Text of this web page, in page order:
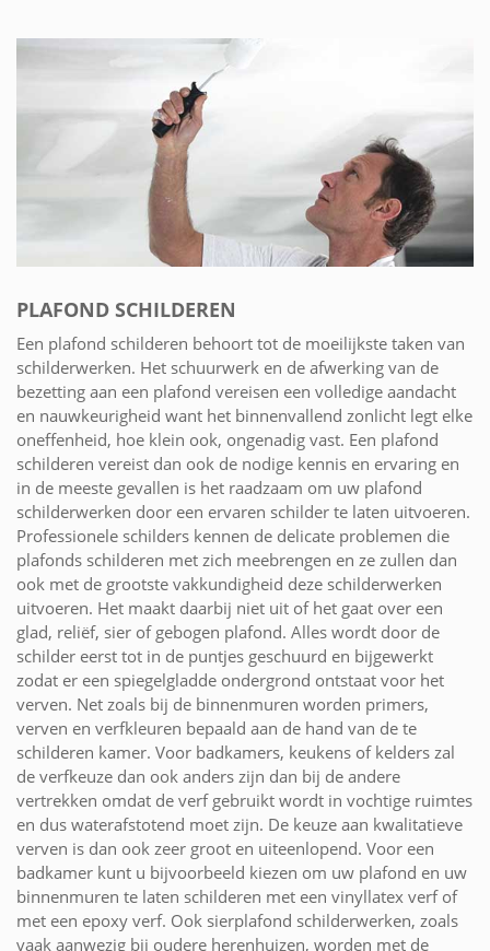
PLAFOND SCHILDEREN
Een plafond schilderen behoort tot de moeilijkste taken van
schilderwerken. Het schuurwerk en de afwerking van de
bezetting aan een plafond vereisen een volledige aandacht
en nauwkeurigheid want het binnenvallend zonlicht legt elke
oneffenheid, hoe klein ook, ongenadig vast. Een plafond
schilderen vereist dan ook de nodige kennis en ervaring en
in de meeste gevallen is het raadzaam om uw plafond
schilderwerken door een ervaren schilder te laten uitvoeren.
Professionele schilders kennen de delicate problemen die
plafonds schilderen met zich meebrengen en ze zullen dan
ook met de grootste vakkundigheid deze schilderwerken
uitvoeren. Het maakt daarbij niet uit of het gaat over een
glad, reliëf, sier of gebogen plafond. Alles wordt door de
schilder eerst tot in de puntjes geschuurd en bijgewerkt
zodat er een spiegelgladde ondergrond ontstaat voor het
verven. Net zoals bij de binnenmuren worden primers,
verven en verfkleuren bepaald aan de hand van de te
schilderen kamer. Voor badkamers, keukens of kelders zal
de verfkeuze dan ook anders zijn dan bij de andere
vertrekken omdat de verf gebruikt wordt in vochtige ruimtes
en dus waterafstotend moet zijn. De keuze aan kwalitatieve
verven is dan ook zeer groot en uiteenlopend. Voor een
badkamer kunt u bijvoorbeeld kiezen om uw plafond en uw
binnenmuren te laten schilderen met een vinyllatex verf of
met een epoxy verf. Ook sierplafond schilderwerken, zoals
vaak aanwezig bij oudere herenhuizen, worden met de